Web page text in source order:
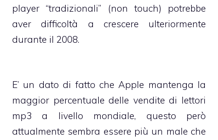
player “tradizionali” (non touch) potrebbe
aver difficoltà a crescere ulteriormente
durante il 2008.
E’ un dato di fatto che Apple mantenga la
maggior percentuale delle vendite di lettori
mp3 a livello mondiale, questo però
attualmente sembra essere più un male che